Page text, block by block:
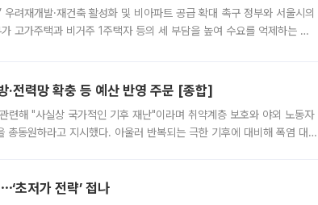
려재개발·재건축 활성화 및 비아파트 공급 확대 촉구 정부와 서울시의
고가주택과 비거주 1주택자 등의 세 부담을 높여 수요를 억제하는 카
전력망 확충 등 예산 반영 주문 [종합]
련해 "사실상 국가적인 기후 재난"이라며 취약계층 보호와 야외 노동자
총동원하라고 지시했다. 아울러 반복되는 극한 기후에 대비해 폭염 대응
초저가 전략’ 접나